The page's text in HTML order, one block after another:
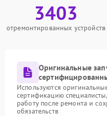
3403
отремонтированных устройств
Оригинальные
Используются
сертификацию
работу после ремонта и
обязательств